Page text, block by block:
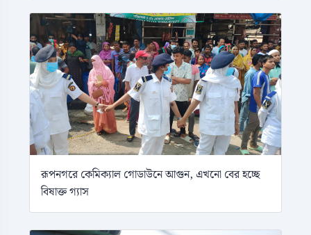
রূপনগরে কেমিক্যাল গোডাউনে আগুন, এখনো বের হচ্ছে
বিষাক্ত গ্যাস